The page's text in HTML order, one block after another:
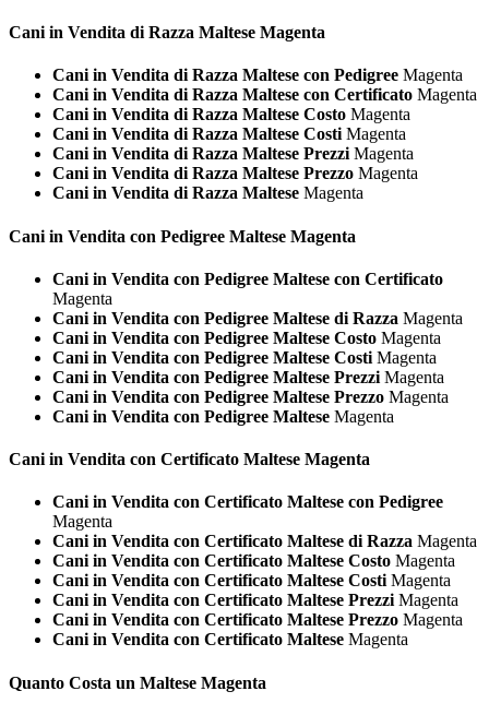
Cani in Vendita di Razza Maltese Magenta
Cani in Vendita di Razza Maltese con Pedigree Magenta
Cani in Vendita di Razza Maltese con Certificato Magenta
Cani in Vendita di Razza Maltese Costo Magenta
Cani in Vendita di Razza Maltese CostiMagenta
Cani in Vendita di Razza Maltese PrezziMagenta
Cani in Vendita di Razza Maltese Prezzo Magenta
Cani in Vendita di Razza Maltese Magenta
Cani in Vendita con Pedigree Maltese Magenta
Cani in Vendita con Pedigree Maltese con Certificato
Magenta
Cani in Vendita con Pedigree Maltese di Razza Magenta
Cani in Vendita con Pedigree Maltese Costo Magenta
Cani in Vendita con Pedigree Maltese Costi Magenta
Cani in Vendita con Pedigree Maltese Prezzi Magenta
Cani in Vendita con Pedigree Maltese Prezzo Magenta
Cani in Vendita con Pedigree Maltese Magenta
Cani in Vendita con Certificato Maltese Magenta
Cani in Vendita con Certificato Maltese con Pedigree
Magenta
Cani in Vendita con Certificato Maltese di Razza Magenta
Cani in Vendita con Certificato Maltese Costo Magenta
Cani in Vendita con Certificato Maltese CostiMagenta
Cani in Vendita con Certificato Maltese PrezziMagenta
Cani in Vendita con Certificato Maltese Prezzo Magenta
Cani in Vendita con Certificato Maltese Magenta
Quanto Costa un Maltese Magenta